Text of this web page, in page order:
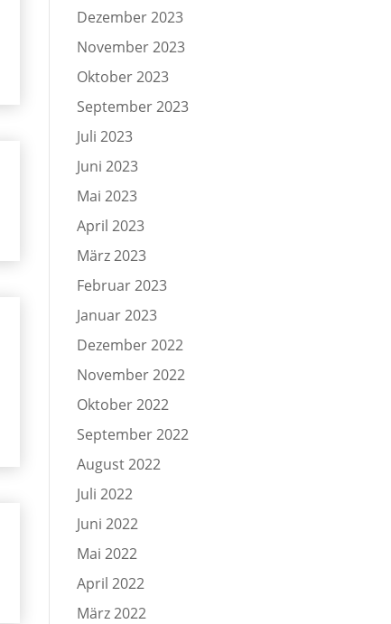
Dezember 2023
November 2023
Oktober 2023
September 2023
Juli 2023
Juni 2023
Mai 2023
April 2023
März 2023
Februar 2023
Januar 2023
Dezember 2022
November 2022
Oktober 2022
September 2022
August 2022
Juli 2022
Juni 2022
Mai 2022
April 2022
März 2022